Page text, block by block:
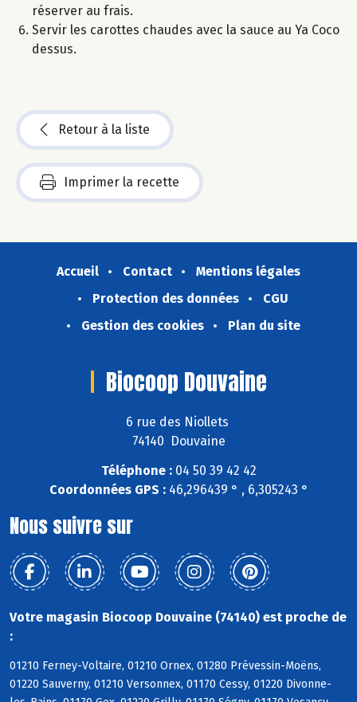
réserver au frais.
Servir les carottes chaudes avec la sauce au Ya Coco
dessus.
Retour à la liste
Imprimer la recette
Accueil Contact
Mentions légales
Protection des données
CGU
Gestion des cookies
Plan du site
Biocoop Douvaine
6 rue des Niollets
74140 Douvaine
Téléphone :04 50 39 42 42
Coordonnées GPS :46,296439 ° , 6,305243 °
Nous suivre sur
Votre magasin Biocoop Douvaine (74140) est proche de
:
01210 Ferney-Voltaire, 01210 Ornex, 01280 Prévessin-Moëns,
01220 Sauverny, 01210 Versonnex, 01170 Cessy, 01220 Divonne-